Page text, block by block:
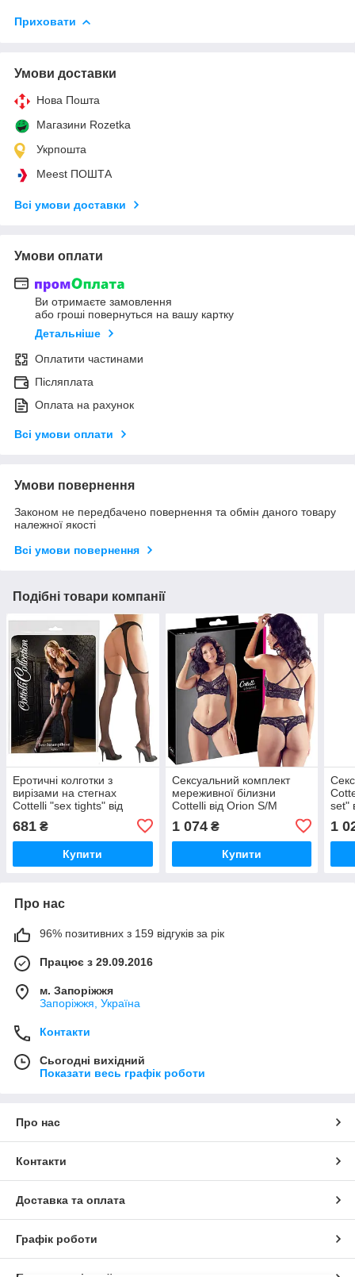
Приховати
Умови доставки
Нова Пошта
Магазини Rozetka
Укрпошта
Meest ПОШТА
Всі умови доставки
Умови оплати
Ви отримаєте замовлення
або гроші повернуться на вашу картку
Детальніше
Оплатити частинами
Післяплата
Оплата на рахунок
Всі умови оплати
Умови повернення
Законом не передбачено повернення та обмін даного товару
належної якості
Всі умови повернення
Подібні товари компанії
Еротичні колготки з
вирізами на стегнах
Cottelli "sex tights" від
Orion (Німеччина) розмір
S / M
681 ₴
Купити
Сексуальний комплект
мереживної білизни
Cottelli від Orion S/M
1 074₴
Купити
set"
1
Про нас
96% позитивних з 159 відгуків за рік
Працює з 29.09.2016
м. Запоріжжя
Запоріжжя, Україна
Контакти
Сьогодні вихідний
Показати весь графік роботи
Про нас
Контакти
Доставка та оплата
Графік роботи